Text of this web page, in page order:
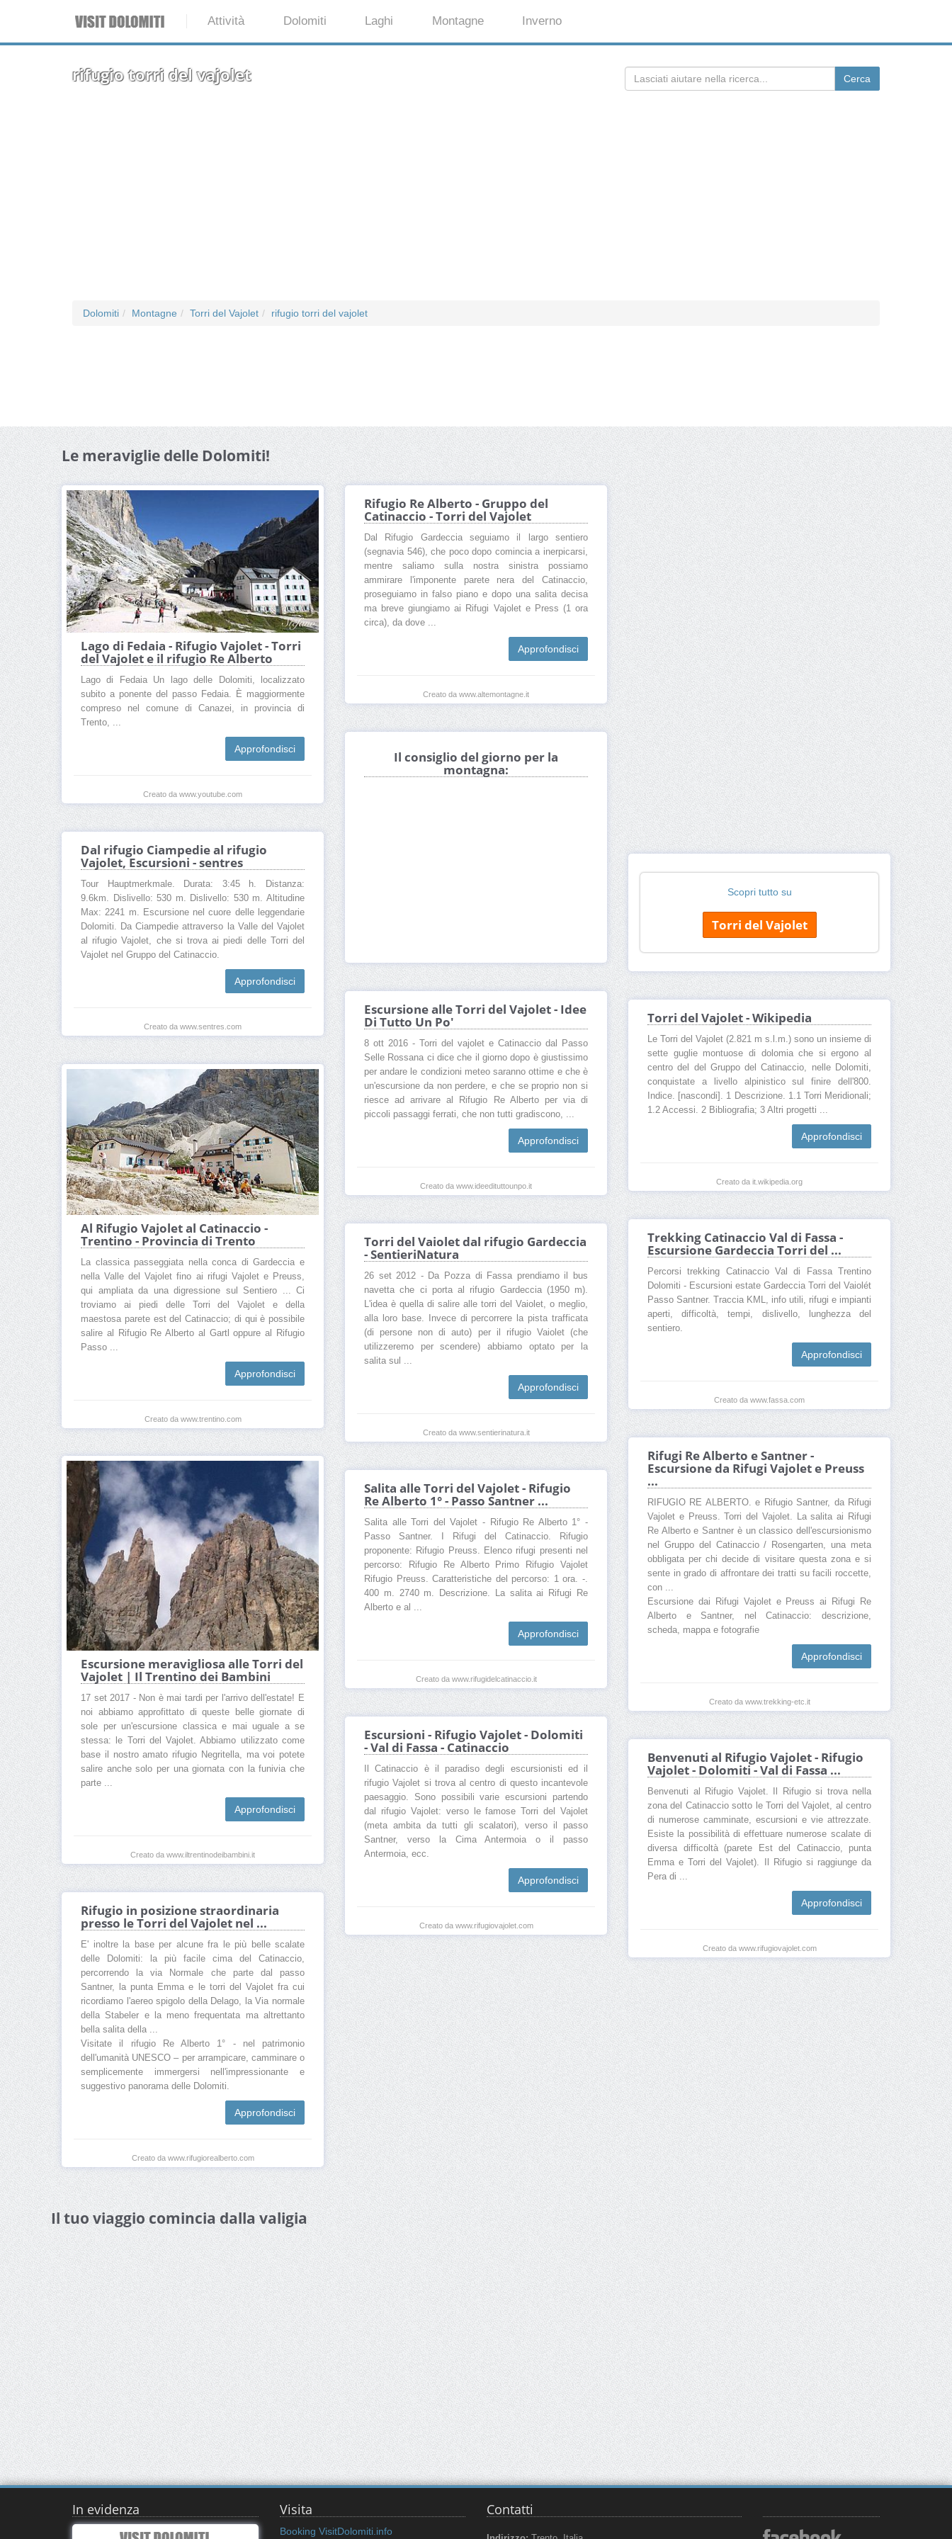
Attività Dolomiti Laghi Montagne Inverno
rifugio torri del vajolet
Dolomiti Montagne Torri del Vajolet rifugio torri del vajolet
Le meraviglie delle Dolomiti!
Lago di Fedaia - Rifugio Vajolet - Torri
del Vajolet e il rifugio Re Alberto
Lago di Fedaia Un lago delle Dolomiti, localizzato
subito a ponente del passo Fedaia. È maggiormente
compreso nel comune di Canazei, in provincia di
Trento, ...
Approfondisci
Creato da www.youtube.com
Rifugio Re Alberto - Gruppo del
Catinaccio - Torri del Vajolet
Dal Rifugio Gardeccia seguiamo il largo sentiero
(segnavia 546), che poco dopo comincia a inerpicarsi,
mentre saliamo sulla nostra sinistra possiamo
ammirare l'imponente parete nera del Catinaccio,
proseguiamo in falso piano e dopo una salita decisa
ma breve giungiamo ai Rifugi Vajolet e Press (1 ora
circa), da dove ...
Approfondisci
Creato da www.altemontagne.it
Scopri tutto su
Torri del Vajolet
Il consiglio del giorno per la
montagna:
Dal rifugio Ciampedie al rifugio
Vajolet, Escursioni - sentres
Tour Hauptmerkmale. Durata: 3:45 h. Distanza:
9.6km. Dislivello: 530 m. Dislivello: 530 m. Altitudine
Max: 2241 m. Escursione nel cuore delle leggendarie
Dolomiti. Da Ciampedie attraverso la Valle del Vajolet
al rifugio Vajolet, che si trova ai piedi delle Torri del
Vajolet nel Gruppo del Catinaccio.
Approfondisci
Creato da www.sentres.com
Escursione alle Torri del Vajolet - Idee
Di Tutto Un Po'
8 ott 2016 - Torri del vajolet e Catinaccio dal Passo
Selle Rossana ci dice che il giorno dopo è giustissimo
per andare le condizioni meteo saranno ottime e che è
un'escursione da non perdere, e che se proprio non si
riesce ad arrivare al Rifugio Re Alberto per via di
piccoli passaggi ferrati, che non tutti gradiscono, ...
Approfondisci
Creato da www.ideedituttounpo.it
Torri del Vajolet - Wikipedia
Le Torri del Vajolet (2.821 m s.l.m.) sono un insieme di
sette guglie montuose di dolomia che si ergono al
centro del del Gruppo del Catinaccio, nelle Dolomiti,
conquistate a livello alpinistico sul finire dell'800.
Indice. [nascondi]. 1 Descrizione. 1.1 Torri Meridionali;
1.2 Accessi. 2 Bibliografia; 3 Altri progetti ...
Approfondisci
Creato da it.wikipedia.org
Al Rifugio Vajolet al Catinaccio -
Trentino - Provincia di Trento
La classica passeggiata nella conca di Gardeccia e
nella Valle del Vajolet fino ai rifugi Vajolet e Preuss,
qui ampliata da una digressione sul Sentiero ... Ci
troviamo ai piedi delle Torri del Vajolet e della
maestosa parete est del Catinaccio; di qui è possibile
salire al Rifugio Re Alberto al Gartl oppure al Rifugio
Passo ...
Approfondisci
Creato da www.trentino.com
Trekking Catinaccio Val di Fassa -
Escursione Gardeccia Torri del ...
Percorsi trekking Catinaccio Val di Fassa Trentino
Dolomiti - Escursioni estate Gardeccia Torri del Vaiolét
Passo Santner. Traccia KML, info utili, rifugi e impianti
aperti, difficoltà, tempi, dislivello, lunghezza del
sentiero.
Approfondisci
Creato da www.fassa.com
Torri del Vaiolet dal rifugio Gardeccia
- SentieriNatura
26 set 2012 - Da Pozza di Fassa prendiamo il bus
navetta che ci porta al rifugio Gardeccia (1950 m).
L'idea è quella di salire alle torri del Vaiolet, o meglio,
alla loro base. Invece di percorrere la pista trafficata
(di persone non di auto) per il rifugio Vaiolet (che
utilizzeremo per scendere) abbiamo optato per la
salita sul ...
Approfondisci
Creato da www.sentierinatura.it
Rifugi Re Alberto e Santner -
Escursione da Rifugi Vajolet e Preuss
...
RIFUGIO RE ALBERTO. e Rifugio Santner, da Rifugi
Vajolet e Preuss. Torri del Vajolet. La salita ai Rifugi
Re Alberto e Santner è un classico dell'escursionismo
nel Gruppo del Catinaccio / Rosengarten, una meta
obbligata per chi decide di visitare questa zona e si
sente in grado di affrontare dei tratti su facili roccette,
con ...
Escursione dai Rifugi Vajolet e Preuss ai Rifugi Re
Alberto e Santner, nel Catinaccio: descrizione,
scheda, mappa e fotografie
Approfondisci
Creato da www.trekking-etc.it
Escursione meravigliosa alle Torri del
Vajolet | Il Trentino dei Bambini
17 set 2017 - Non è mai tardi per l'arrivo dell'estate! E
noi abbiamo approfittato di queste belle giornate di
sole per un'escursione classica e mai uguale a se
stessa: le Torri del Vajolet. Abbiamo utilizzato come
base il nostro amato rifugio Negritella, ma voi potete
salire anche solo per una giornata con la funivia che
parte ...
Approfondisci
Creato da www.iltrentinodeibambini.it
Salita alle Torri del Vajolet - Rifugio
Re Alberto 1° - Passo Santner ...
Salita alle Torri del Vajolet - Rifugio Re Alberto 1° -
Passo Santner. I Rifugi del Catinaccio. Rifugio
proponente: Rifugio Preuss. Elenco rifugi presenti nel
percorso: Rifugio Re Alberto Primo Rifugio Vajolet
Rifugio Preuss. Caratteristiche del percorso: 1 ora. -.
400 m. 2740 m. Descrizione. La salita ai Rifugi Re
Alberto e al ...
Approfondisci
Creato da www.rifugidelcatinaccio.it
Escursioni - Rifugio Vajolet - Dolomiti
- Val di Fassa - Catinaccio
Il Catinaccio è il paradiso degli escursionisti ed il
rifugio Vajolet si trova al centro di questo incantevole
paesaggio. Sono possibili varie escursioni partendo
dal rifugio Vajolet: verso le famose Torri del Vajolet
(meta ambita da tutti gli scalatori), verso il passo
Santner, verso la Cima Antermoia o il passo
Antermoia, ecc.
Approfondisci
Creato da www.rifugiovajolet.com
Benvenuti al Rifugio Vajolet - Rifugio
Vajolet - Dolomiti - Val di Fassa ...
Benvenuti al Rifugio Vajolet. Il Rifugio si trova nella
zona del Catinaccio sotto le Torri del Vajolet, al centro
di numerose camminate, escursioni e vie attrezzate.
Esiste la possibilità di effettuare numerose scalate di
diversa difficoltà (parete Est del Catinaccio, punta
Emma e Torri del Vajolet). Il Rifugio si raggiunge da
Pera di ...
Approfondisci
Creato da www.rifugiovajolet.com
Rifugio in posizione straordinaria
presso le Torri del Vajolet nel ...
E' inoltre la base per alcune fra le più belle scalate
delle Dolomiti: la più facile cima del Catinaccio,
percorrendo la via Normale che parte dal passo
Santner, la punta Emma e le torri del Vajolet fra cui
ricordiamo l'aereo spigolo della Delago, la Via normale
della Stabeler e la meno frequentata ma altrettanto
bella salita della ...
Visitate il rifugio Re Alberto 1° - nel patrimonio
dell'umanità UNESCO – per arrampicare, camminare o
semplicemente immergersi nell'impressionante e
suggestivo panorama delle Dolomiti.
Approfondisci
Creato da www.rifugiorealberto.com
Il tuo viaggio comincia dalla valigia
In evidenza Visita
Booking VisitDolomiti.info
Contatti